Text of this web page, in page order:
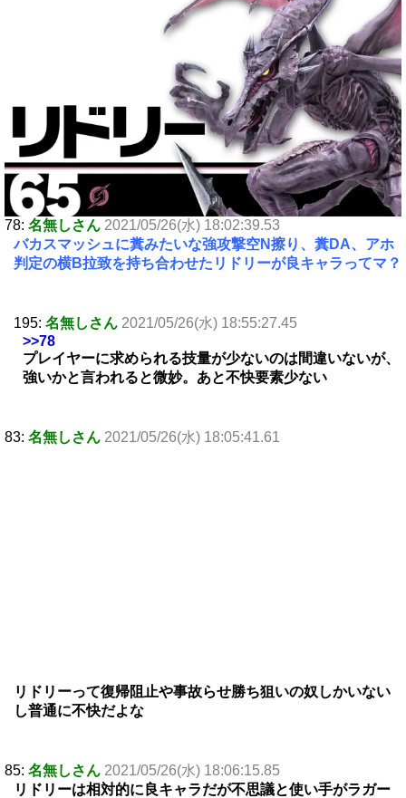
78: 名無しさん 2021/05/26(水) 18:02:39.53
バカスマッシュに糞みたいな強攻撃空N擦り、糞DA、アホ
判定の横B拉致を持ち合わせたリドリーが良キャラってマ？
195: 名無しさん 2021/05/26(水) 18:55:27.45
>>78
プレイヤーに求められる技量が少ないのは間違いないが、
強いかと言われると微妙。あと不快要素少ない
83: 名無しさん 2021/05/26(水) 18:05:41.61
リドリーって復帰阻止や事故らせ勝ち狙いの奴しかいない
し普通に不快だよな
85: 名無しさん 2021/05/26(水) 18:06:15.85
リドリーは相対的に良キャラだが不思議と使い手がラガー